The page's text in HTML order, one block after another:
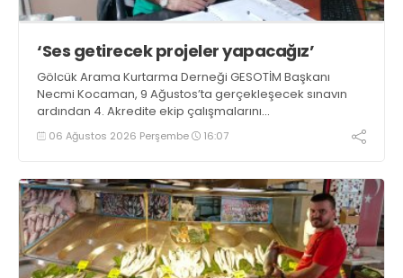
‘Ses getirecek projeler yapacağız’
Gölcük Arama Kurtarma Derneği GESOTİM Başkanı
Necmi Kocaman, 9 Ağustos’ta gerçekleşecek sınavın
ardından 4. Akredite ekip çalışmalarını
tamamlayacaklarını ifade ederek açıklamalarda
bulundu. Kocaman, “Gölcük’te ve Kocaeli genelinde ses
06 Ağustos 2026 Perşembe 16:07